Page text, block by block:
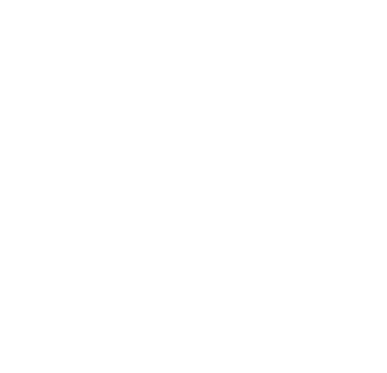
FITZGERALD NISSOLI (21.07.2015-21.07.2015)